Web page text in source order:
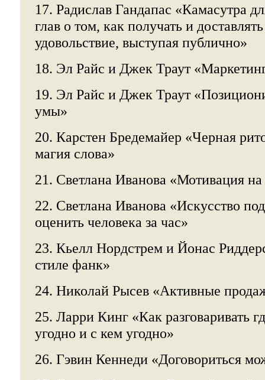
17. Радислав Гандапас «Камасутра
глав о том, как получать и
удовольствие, выступая публично»
18. Эл Райс и Джек Траут
19. Эл Райс и Джек Траут
умы»
20. Карстен Бредемайер «Черная
магия слова»
21. Светлана Иванова «Мотивация
22. Светлана Иванова «Искусство
оценить человека за час»
23. Кьелл Нордстрем и Йонас
стиле фанк»
24. Николай Рысев «Активные
25. Ларри Кинг «Как разговаривать
угодно и с кем угодно»
26. Гэвин Кеннеди «Договориться